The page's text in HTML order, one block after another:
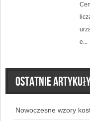
e...
Ostatnie
Nowoczesne wzory